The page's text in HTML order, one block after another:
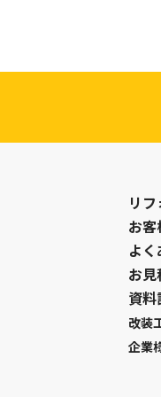
リ
お
よ
お
資
改装
企業